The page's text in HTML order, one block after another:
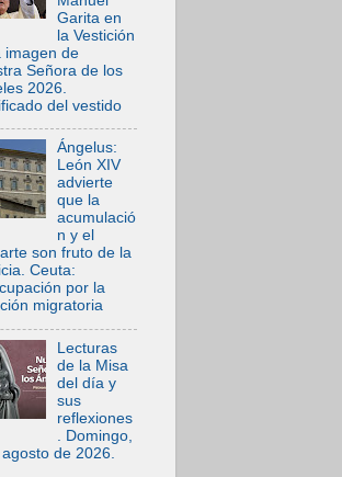
Garita en
la Vestición
imagen de
Señora de los
2026.
del vestido
Ángelus:
León XIV
advierte
que la
acumulació
n y el
son fruto de la
Ceuta:
por la
migratoria
Lecturas
de la Misa
del día y
sus
reflexiones
. Domingo,
de 2026.